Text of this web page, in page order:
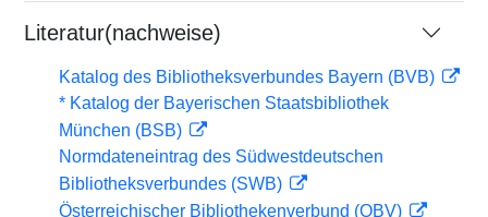
Literatur(nachweise)
Katalog des Bibliotheksverbundes Bayern (BVB)
* Katalog der Bayerischen Staatsbibliothek
München (BSB)
Normdateneintrag des Südwestdeutschen
Bibliotheksverbundes (SWB)
Österreichischer Bibliothekenverbund (OBV)